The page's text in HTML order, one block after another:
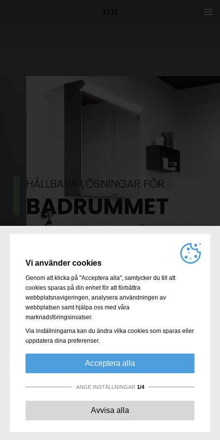
Vi använder cookies
Genom att klicka på "Acceptera alla", samtycker du till att
cookies sparas på din enhet för att förbättra
webbplatsnavigeringen, analysera användningen av
webbplatsen samt hjälpa oss med våra
marknadsföringsinsatser.
Via inställningarna kan du ändra vilka cookies som sparas eller
uppdatera dina preferenser.
Acceptera alla
ANGE INSTÄLLNINGAR 1/4
Absolut nödvändigt:Dessa cookies behövs för att
Avvisa alla